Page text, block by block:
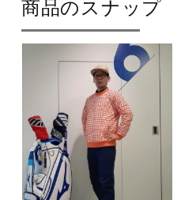
サポート
直営店一覧
取扱店一覧
庇表部：ポリエステル100％
インドネシア製
発売シーズン
2024年秋冬
商品のスナップ